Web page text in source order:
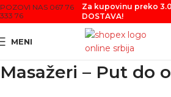
POZOVI NAS 067 76
333 76
Za kupovinu preko
DOSTAVA!
MENI
Masažeri – Put do